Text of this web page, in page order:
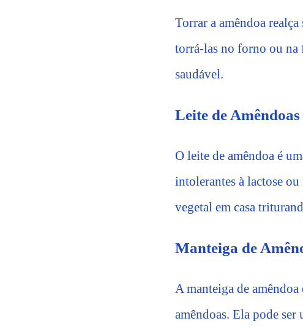
Torrar a amêndoa
torrá-las no forno ou na
saudável.
Leite de Amêndoas
O leite de amêndoa é
intolerantes à lactose
vegetal em casa
Manteiga de
A manteiga de
amêndoas. Ela pode